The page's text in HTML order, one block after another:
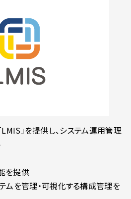
」を提供し、システム運用管理
を提供
ムを管理・可視化する構成管理を